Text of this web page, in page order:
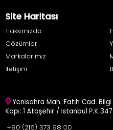
Site Haritası
Hakkımızda
Çözümler
Markalarımız
İletişim
Yenisahra Mah. Fatih Cad.
Kapı: 1 Ataşehir / İstanbul P.K
+90 (216) 373 98 00